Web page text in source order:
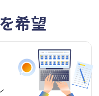
希望